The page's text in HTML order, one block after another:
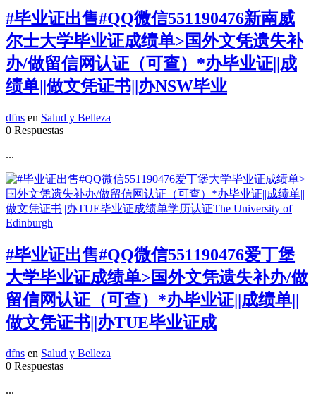
#毕业证出售#QQ微信551190476新南威
尔士大学毕业证成绩单>国外文凭遗失补
办/做留信网认证（可查）*办毕业证||成
绩单||做文凭证书||办NSW毕业
dfns en Salud y Belleza
0 Respuestas
...
#毕业证出售#QQ微信551190476爱丁堡
大学毕业证成绩单>国外文凭遗失补办/做
留信网认证（可查）*办毕业证||成绩单||
做文凭证书||办TUE毕业证成
dfns en Salud y Belleza
0 Respuestas
...